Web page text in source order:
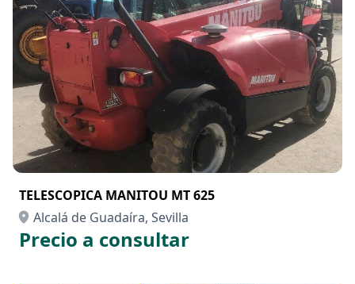
TELESCOPICA MANITOU MT 625
Alcalá de Guadaíra, Sevilla
Precio a consultar